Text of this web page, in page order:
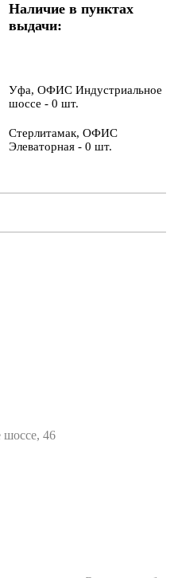
Наличие в пунктах
выдачи:
Уфа, ОФИС Индустриальное
шоссе - 0 шт.
Стерлитамак, ОФИС
Элеваторная - 0 шт.
шоссе, 46